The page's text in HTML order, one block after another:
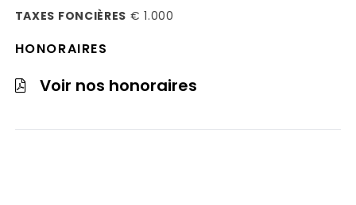
TAXES FONCIÈRES € 1.000
HONORAIRES
Voir nos honoraires